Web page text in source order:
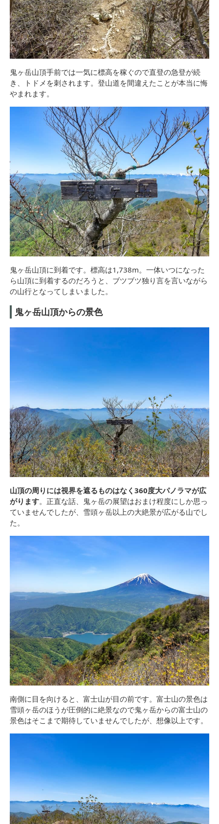
鬼ヶ岳山頂手前では一気に標高を稼ぐので直登の急登が続
き、トドメを刺されます。登山道を間違えたことが本当に悔
やまれます。
鬼ヶ岳山頂に到着です。標高は1,738m。一体いつになった
ら山頂に到着するのだろうと、ブツブツ独り言を言いながら
の山行となってしまいました。
鬼ヶ岳山頂からの景色
山頂の周りには視界を遮るものはなく360度大パノラマが広
がります。正直な話、鬼ヶ岳の展望はおまけ程度にしか思っ
ていませんでしたが、雪頭ヶ岳以上の大絶景が広がる山でし
た。
南側に目を向けると、富士山が目の前です。富士山の景色は
雪頭ヶ岳のほうが圧倒的に絶景なので鬼ヶ岳からの富士山の
景色はそこまで期待していませんでしたが、想像以上です。